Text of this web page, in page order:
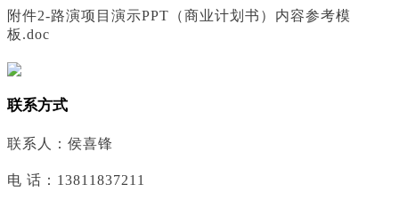
附件2-路演项目演示PPT（商业计划书）内容参考模
板.doc
联系方式
联系人：侯喜锋
电 话：13811837211